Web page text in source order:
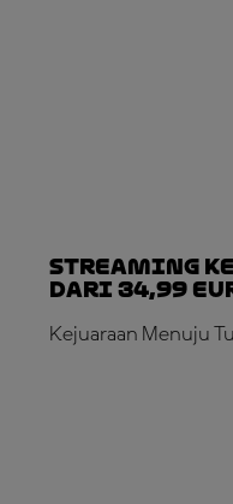
Streaming
dari 34,99
Kejuaraan Menuju